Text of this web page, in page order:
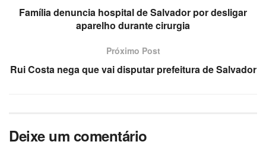
Família denuncia hospital de Salvador por desligar
aparelho durante cirurgia
Próximo Post
Rui Costa nega que vai disputar prefeitura de Salvador
Deixe um comentário